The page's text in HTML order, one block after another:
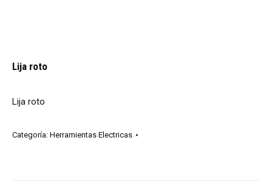
Lija roto
Lija roto
Categoría: Herramientas Electricas